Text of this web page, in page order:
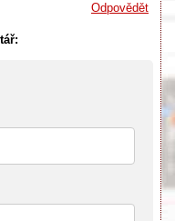
Odpovědět